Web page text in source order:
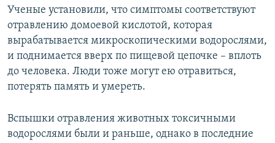
Ученые установили, что симптомы соответствуют
отравлению домоевой кислотой, которая
вырабатывается микроскопическими водорослями,
и поднимается вверх по пищевой цепочке – вплоть
до человека. Люди тоже могут ею отравиться,
потерять память и умереть.
Вспышки отравления животных токсичными
водорослями были и раньше, однако в последние